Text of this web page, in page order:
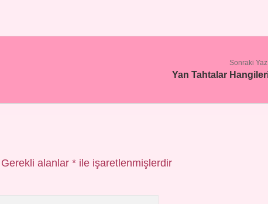
Sonraki
Yan Tahtalar
Gerekli alanlar *ile işaretlenmişlerdir